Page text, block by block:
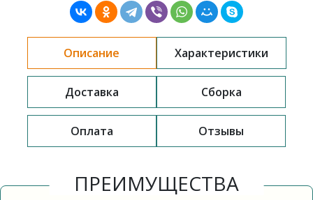
Описание Характеристики
Доставка Сборка
Оплата Отзывы
ПРЕИМУЩЕСТВА